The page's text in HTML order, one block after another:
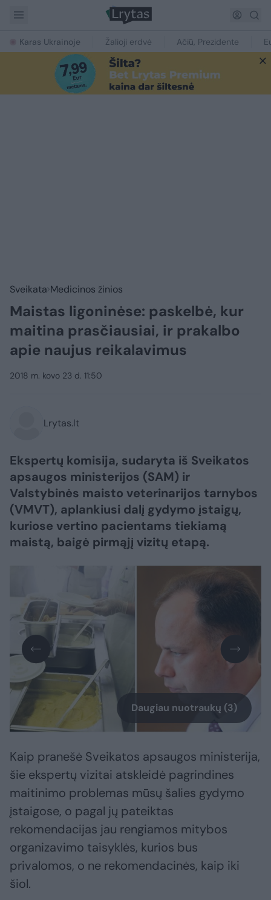
Karas Ukrainoje Žalioji erdvė Ačiū, Prezidente
Sveikata Medicinos žinios
Maistas ligoninėse: paskelbė, kur
maitina prasčiausiai, ir prakalbo
apie naujus reikalavimus
2018 m. kovo 23 d. 11:50
Lrytas.lt
Ekspertų komisija, sudaryta iš Sveikatos
apsaugos ministerijos (SAM) ir
Valstybinės maisto veterinarijos tarnybos
(VMVT), aplankiusi dalį gydymo įstaigų,
kuriose vertino pacientams tiekiamą
maistą, baigė pirmąjį vizitų etapą.
Daugiau nuotraukų (3)
Kaip pranešė Sveikatos apsaugos ministerija,
šie ekspertų vizitai atskleidė pagrindines
maitinimo problemas mūsų šalies gydymo
įstaigose, o pagal jų pateiktas
rekomendacijas jau rengiamos mitybos
organizavimo taisyklės, kurios bus
privalomos, o ne rekomendacinės, kaip iki
šiol.